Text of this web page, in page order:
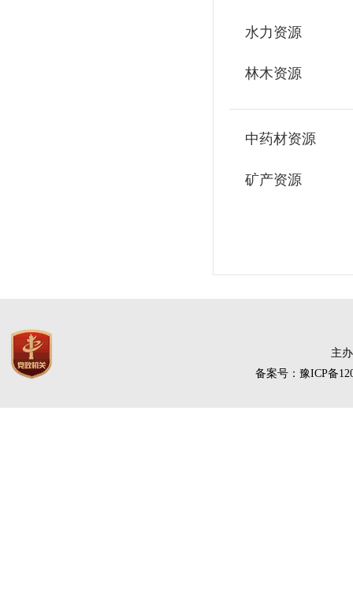
水力资源
林木资源
中药材资源
矿产资源
主
备案号：豫ICP备